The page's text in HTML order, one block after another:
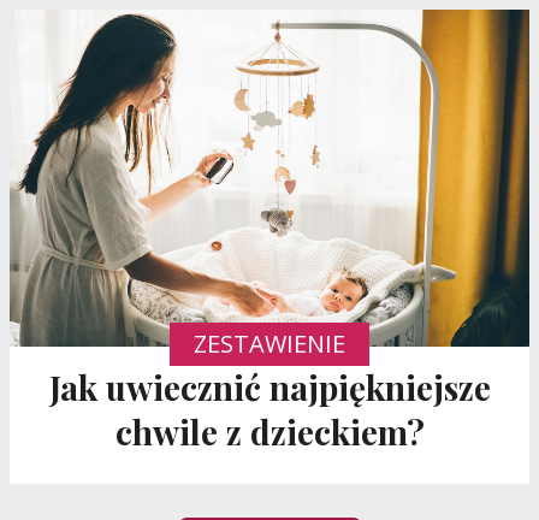
ZESTAWIENIE
Jak uwiecznić najpiękniejsze
chwile z dzieckiem?